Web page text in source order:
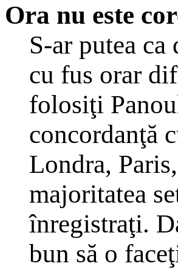
Ora nu este
S-ar putea
cu fus orar
folosiţi
concordanţă
Londra,
majoritatea
înregistraţi.
bun să o